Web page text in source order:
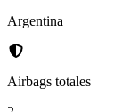
Argentina
Airbags totales